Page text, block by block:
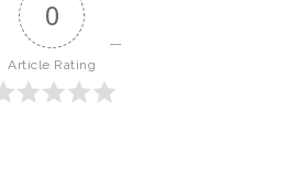
0
Article Rating